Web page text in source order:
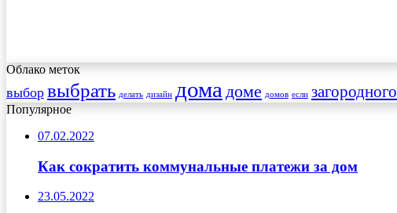
Облако меток
выбор выбрать делать дизайн дома доме домов если загородного
Популярное
07.02.2022
Как сократить коммунальные платежи за дом
23.05.2022